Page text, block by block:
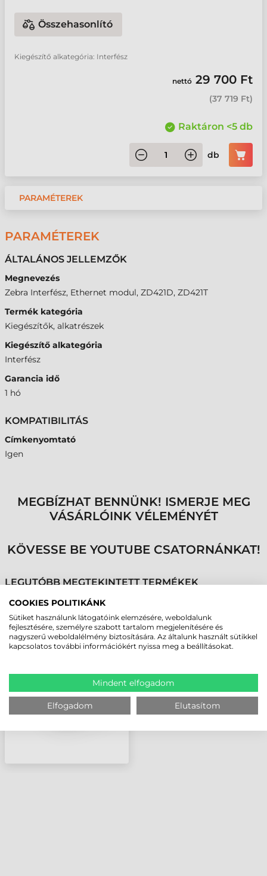
Összehasonlító
Kiegészítő alkategória: Interfész
nettó 29 700 Ft
(37 719 Ft)
Raktáron <5 db
db
PARAMÉTEREK
PARAMÉTEREK
ÁLTALÁNOS JELLEMZŐK
Megnevezés
Zebra Interfész, Ethernet modul, ZD421D, ZD421T
Termék kategória
Kiegészítők, alkatrészek
Kiegészítő alkategória
Interfész
Garancia idő
1 hó
KOMPATIBILITÁS
Címkenyomtató
Igen
MEGBÍZHAT BENNÜNK! ISMERJE MEG
VÁSÁRLÓINK VÉLEMÉNYÉT
KÖVESSE BE YOUTUBE CSATORNÁNKAT!
LEGUTÓBB MEGTEKINTETT TERMÉKEK
ZEBRA INTERFÉSZ,
ETHERNET MODUL,
ZD411, ZD421
COOKIES POLITIKÁNK
Sütiket használunk látogatóink elemzésére, weboldalunk
fejlesztésére, személyre szabott tartalom megjelenítésére és
nagyszerű weboldalélmény biztosítására. Az általunk használt sütikkel
kapcsolatos további információkért nyissa meg a beállításokat.
Mindent elfogadom
Elfogadom Elutasítom